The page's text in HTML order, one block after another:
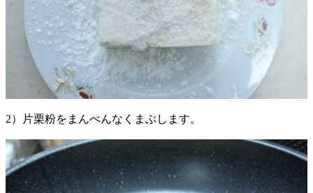
2）片栗粉をまんべんなくまぶします。